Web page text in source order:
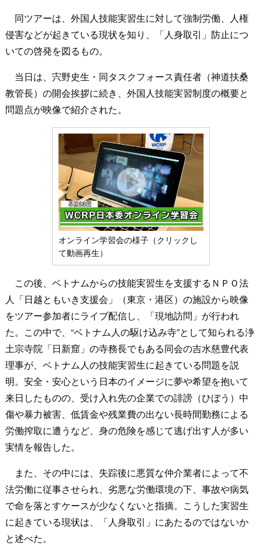
同ツアーは、外国人技能実習生に対して強制労働、人権
侵害などが起きている現状を知り、「人身取引」防止につ
いての啓発を図るもの。
当日は、宍野史生・同タスクフォース責任者（神道扶桑
教管長）の開会挨拶に続き、外国人技能実習制度の概要と
問題点が映像で紹介された。
オンライン学習会の様子（クリックし
て動画再生）
この後、ベトナムからの技能実習生を支援するＮＰＯ法
人「日越ともいき支援会」（東京・港区）の施設から映像
をツアー参加者にライブ配信し、「現地訪問」が行われ
た。この中で、“ベトナム人の駆け込み寺”として知られる浄
土宗寺院「日新窟」の寺務長でもある同会の吉水慈豊代表
理事が、ベトナム人の技能実習生に起きている問題を説
明。安全・安心という日本のイメージに夢や希望を抱いて
来日したものの、受け入れ先の企業での誹謗（ひぼう）中
傷や暴力被害、低賃金や残業費の出ない長時間勤務による
労働搾取に遭うなど、身の危険を感じて逃げ出す人が多い
実情を報告した。
また、その中には、失踪後に悪質な仲介業者によって不
法労働に従事させられ、劣悪な労働環境の下、事故や病気
で命を落とすケースが少なくないと指摘。こうした実習生
に起きている現状は、「人身取引」にあたるのではないか
と述べた。